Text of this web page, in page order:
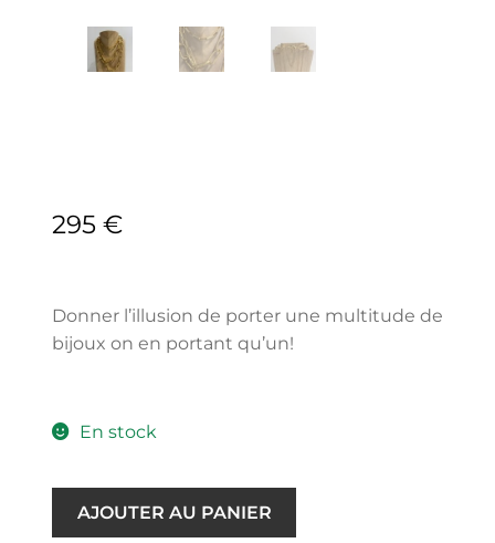
295 €
Donner l’illusion de porter une multitude de
bijoux on en portant qu’un!
En stock
AJOUTER AU PANIER